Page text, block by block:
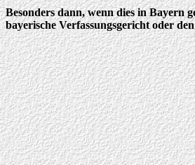
Besonders dann, wenn dies in Bayern
bayerische Verfassungsgericht oder